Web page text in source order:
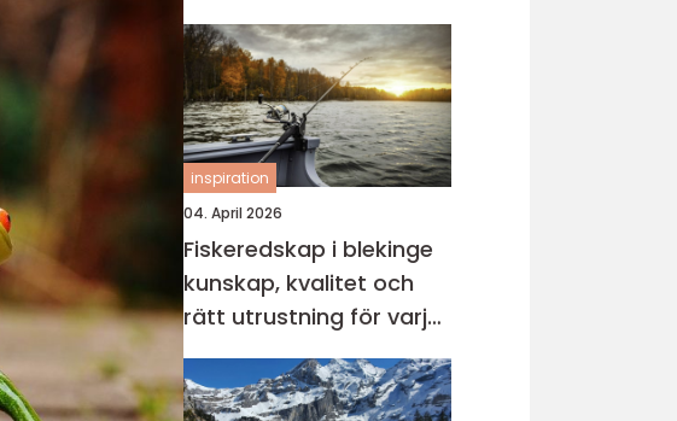
inspiration
04. April 2026
Fiskeredskap i blekinge
kunskap, kvalitet och
rätt utrustning för varje
vatten